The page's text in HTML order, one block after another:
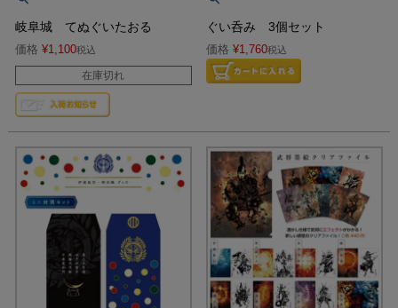
岐阜城 てぬぐいたおる
価格 ¥1,100税込
在庫切れ
ぐい呑み 3個セット
価格 ¥1,760税込